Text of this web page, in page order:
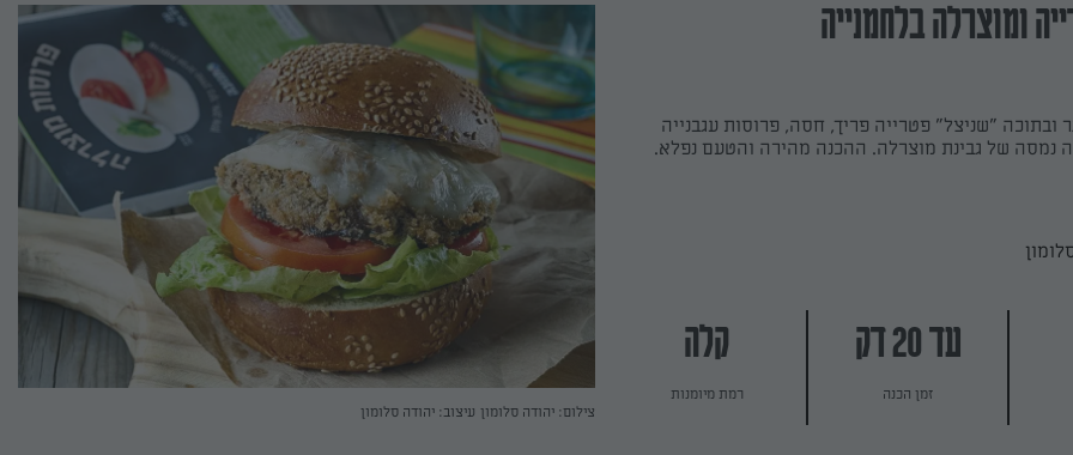
ומוצרלה בלחמנייה
ובתוכה "שניצל" פטרייה פריך, חסה, פרוסות עגבנייה
נמסה של גבינת מוצרלה. ההכנה מהירה והטעם נפלא.
עד 20 דק
זמן הכנה
קלה
רמת מיומנות
צילום: יהודה סלומון עיצוב: יהודה סלומון